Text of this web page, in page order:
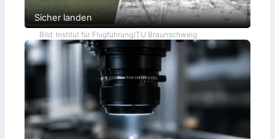
Sicher landen
Bild: Institut für Flugführung/TU Braunschweig